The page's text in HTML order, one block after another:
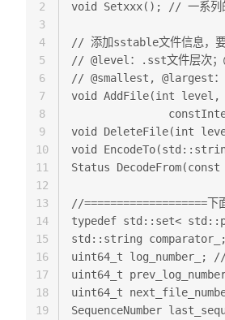
void Setxxx(); // 一系列
// 添加sstable文件信息，
// @level：.sst文件层次
// @smallest, @largest
void AddFile(int
void DeleteFile(int
void
Status
//===================
typedef std::set<
std::string
uint64_t log_number_;
uint64_t
uint64_t
SequenceNumber
2
3
4
5
6
7
8
9
10
11
12
13
14
15
16
17
18
19